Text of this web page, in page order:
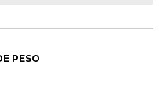
PESO